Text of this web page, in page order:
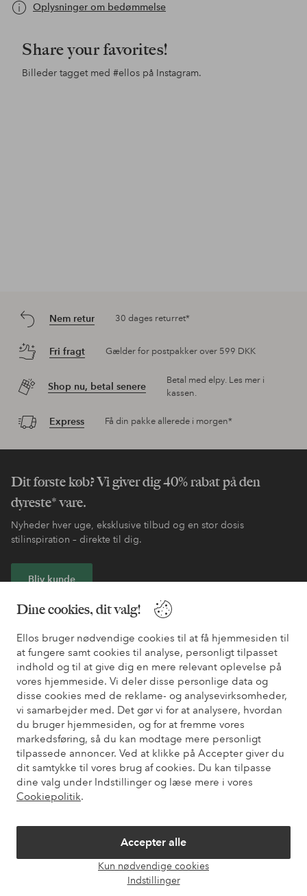
Dine cookies, dit valg!
Ellos bruger nødvendige cookies til at få hjemmesiden til
at fungere samt cookies til analyse, personligt tilpasset
indhold og til at give dig en mere relevant oplevelse på
vores hjemmeside. Vi deler disse personlige data og
disse cookies med de reklame- og analysevirksomheder,
vi samarbejder med. Det gør vi for at analysere, hvordan
du bruger hjemmesiden, og for at fremme vores
markedsføring, så du kan modtage mere personligt
tilpassede annoncer. Ved at klikke på Accepter giver du
dit samtykke til vores brug af cookies. Du kan tilpasse
dine valg under Indstillinger og læse mere i vores
Cookiepolitik.
Accepter alle
Kun nødvendige cookies
Indstillinger
Oplysninger om bedømmelse
Share your favorites!
Billeder tagget med #ellos på Instagram.
Nem retur 30 dages returret*
Fri fragt Gælder for postpakker over 599 DKK
Shop nu, betal senere
Betal med elpy. Les mer i
kassen.
Express Få din pakke allerede i morgen*
Dit første køb? Vi giver dig 40% rabat på den
dyreste* vare.
Nyheder hver uge, eksklusive tilbud og en stor dosis
stilinspiration – direkte til dig.
Bliv kunde
* Se tilbudsbetingelser ved registrering
Har du brug for hjælp?
Du kan finde svar på de oftest stillede spørgsmål i vores FAQ.
Du kan også finde oplysninger om, hvordan du kontakter os.
Kundeservice Bestilling Betalingsmåde
Mine sider
Om Ellos